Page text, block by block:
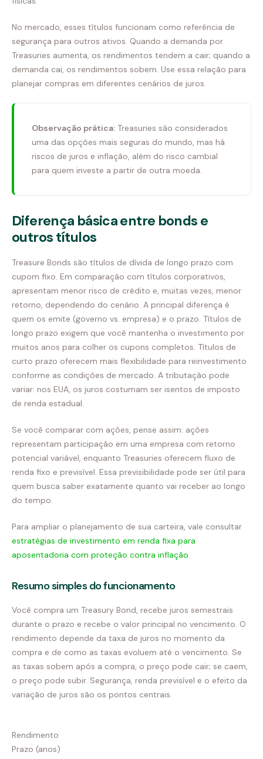
No mercado, esses títulos funcionam como referência de
segurança para outros ativos. Quando a demanda por
Treasuries aumenta, os rendimentos tendem a cair; quando a
demanda cai, os rendimentos sobem. Use essa relação para
planejar compras em diferentes cenários de juros.
Observação prática: Treasuries são considerados
uma das opções mais seguras do mundo, mas há
riscos de juros e inflação, além do risco cambial
para quem investe a partir de outra moeda.
Diferença básica entre bonds e
outros títulos
Treasure Bonds são títulos de dívida de longo prazo com
cupom fixo. Em comparação com títulos corporativos,
apresentam menor risco de crédito e, muitas vezes, menor
retorno, dependendo do cenário. A principal diferença é
quem os emite (governo vs. empresa) e o prazo. Títulos de
longo prazo exigem que você mantenha o investimento por
muitos anos para colher os cupons completos. Títulos de
curto prazo oferecem mais flexibilidade para reinvestimento
conforme as condições de mercado. A tributação pode
variar: nos EUA, os juros costumam ser isentos de imposto
de renda estadual.
Se você comparar com ações, pense assim: ações
representam participação em uma empresa com retorno
potencial variável, enquanto Treasuries oferecem fluxo de
renda fixo e previsível. Essa previsibilidade pode ser útil para
quem busca saber exatamente quanto vai receber ao longo
do tempo.
Para ampliar o planejamento de sua carteira, vale consultar
estratégias de investimento em renda fixa para
aposentadoria com proteção contra inflação.
Resumo simples do funcionamento
Você compra um Treasury Bond, recebe juros semestrais
durante o prazo e recebe o valor principal no vencimento. O
rendimento depende da taxa de juros no momento da
compra e de como as taxas evoluem até o vencimento. Se
as taxas sobem após a compra, o preço pode cair; se caem,
o preço pode subir. Segurança, renda previsível e o efeito da
variação de juros são os pontos centrais.
Rendimento
Prazo (anos)